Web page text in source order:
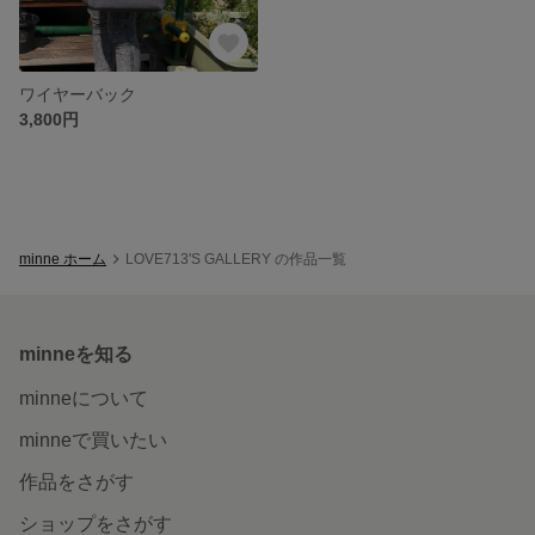
ワイヤーバック
3,800円
minne ホーム LOVE713'S GALLERY の作品一覧
minneを知る
minneについて
minneで買いたい
作品をさがす
ショップをさがす